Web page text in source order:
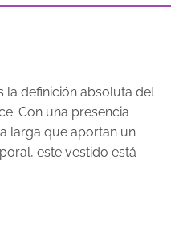
la definición absoluta del
Con una presencia
larga que aportan un
este vestido está